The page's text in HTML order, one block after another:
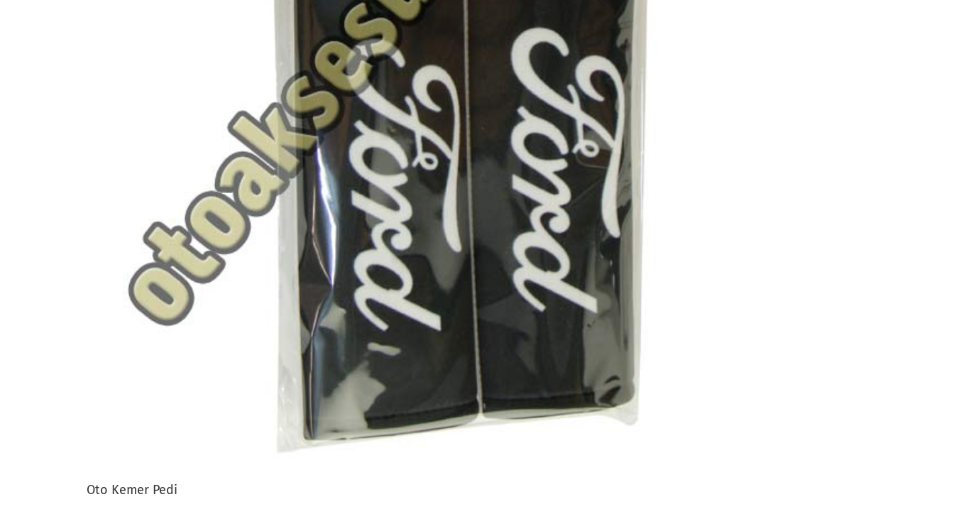
Oto Kemer Pedi